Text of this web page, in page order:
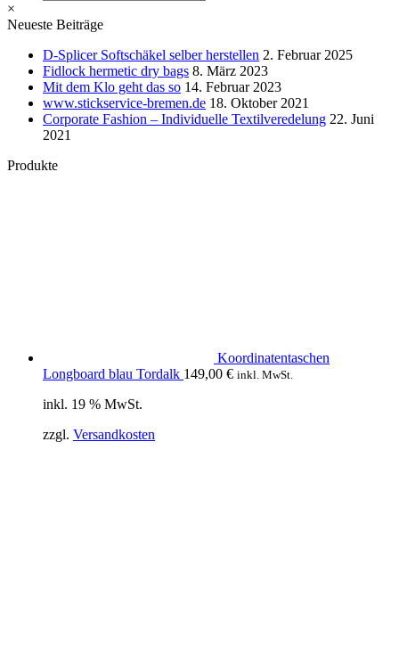
×
Neueste Beiträge
D-Splicer Softschäkel selber herstellen 2. Februar 2025
Fidlock hermetic dry bags 8. März 2023
Mit dem Klo geht das so 14. Februar 2023
www.stickservice-bremen.de 18. Oktober 2021
Corporate Fashion – Individuelle Textilveredelung 22. Juni
2021
Produkte
Koordinatentaschen
Longboard blau Tordalk 149,00 € inkl. MwSt.
inkl. 19 % MwSt.
zzgl. Versandkosten